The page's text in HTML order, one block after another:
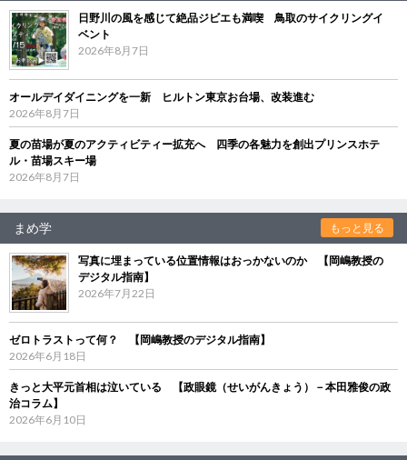
日野川の風を感じて絶品ジビエも満喫 鳥取のサイクリングイ
ベント
2026年8月7日
オールデイダイニングを一新 ヒルトン東京お台場、改装進む
2026年8月7日
夏の苗場が夏のアクティビティー拡充へ 四季の各魅力を創出プリンスホテ
ル・苗場スキー場
2026年8月7日
まめ学 もっと見る
写真に埋まっている位置情報はおっかないのか 【岡嶋教授の
デジタル指南】
2026年7月22日
ゼロトラストって何？ 【岡嶋教授のデジタル指南】
2026年6月18日
きっと大平元首相は泣いている 【政眼鏡（せいがんきょう）－本田雅俊の政
治コラム】
2026年6月10日